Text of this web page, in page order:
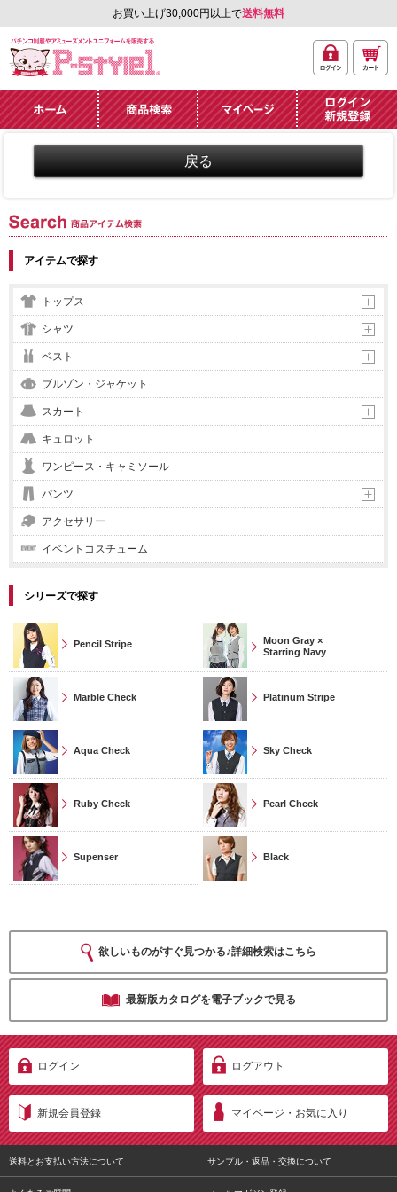
お買い上げ30,000円以上で送料無料
ーズメントユニフォー
ム通販「P-style 1」.
イン
ト
商品アイテム検索
アイテムで探す
トップス
シャツ
ベスト
ブルゾン・ジャケット
スカート
キュロット
ワンピース・キャミソール
パンツ
アクセサリー
イベントコスチューム
シリーズで探す
Pencil Stripe
Moon Gray ×
Starring Navy
Marble Check Platinum Stripe
Aqua Check Sky Check
Ruby Check Pearl Check
Supenser Black
欲しいものがすぐ見つかる♪詳細検索はこちら
最新版カタログを電子ブックで見る
ログイン ログアウト
新規会員登録 マイページ・お気に入り
送料とお支払い方法について サンプル・返品・交換について